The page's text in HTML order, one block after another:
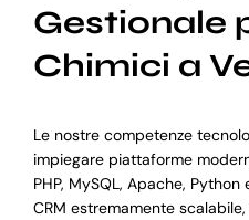
Gestionale
Chimici a
Le nostre competenze
impiegare piattaforme
PHP, MySQL, Apache,
CRM estremamente